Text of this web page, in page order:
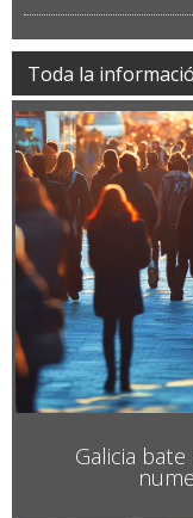
Toda la
Galicia